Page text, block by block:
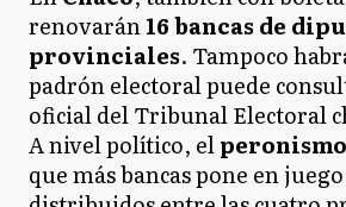
renovarán16 bancas de
provinciales. Tampoco
padrón electoral puede
oficial del Tribunal Electoral
A nivel político, elperonismo
que más bancas pone en